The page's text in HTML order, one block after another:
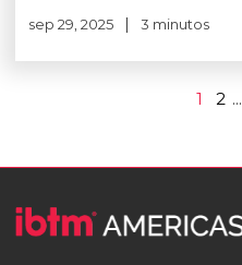
sep 29, 2025 3 minutos
1 2 ...